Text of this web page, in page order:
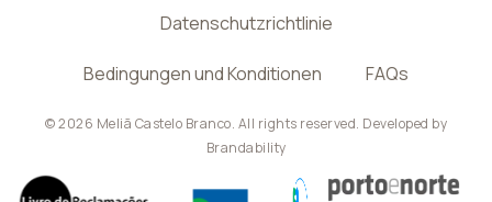
Datenschutzrichtlinie
Bedingungen und Konditionen FAQs
© 2026 Meliã Castelo Branco. All rights reserved. Developed by
Brandability